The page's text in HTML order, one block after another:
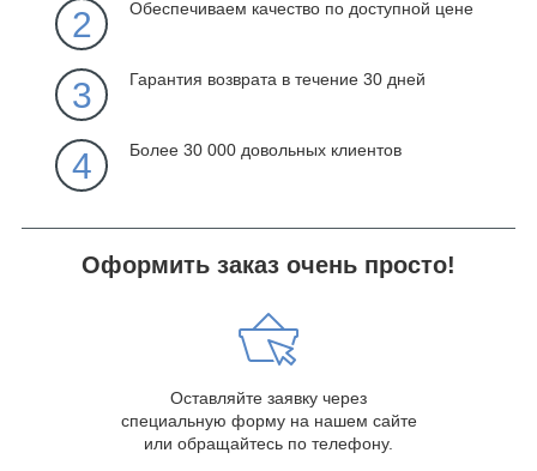
2 Обеспечиваем качество по доступной цене
3 Гарантия возврата в течение 30 дней
4 Более 30 000 довольных клиентов
Оформить заказ очень просто!
Оставляйте заявку через
специальную форму на нашем сайте
или обращайтесь по телефону.